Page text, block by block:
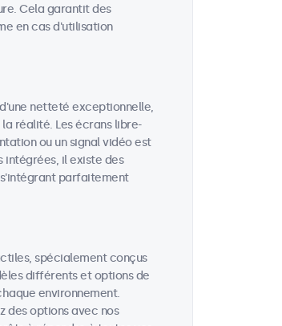
Cela garantit des
en cas d'utilisation
netteté exceptionnelle,
réalité. Les écrans libre-
ou un signal vidéo est
intégrées, il existe des
parfaitement
spécialement conçus
différents et options de
environnement.
des options avec nos